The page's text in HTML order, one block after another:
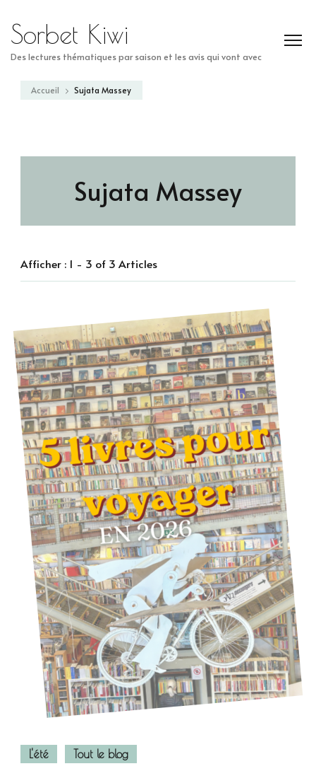
Sorbet Kiwi
Des lectures thématiques par saison et les avis qui vont avec
Accueil Sujata Massey
Sujata Massey
Afficher : 1 - 3 of 3 Articles
L'été Tout le blog